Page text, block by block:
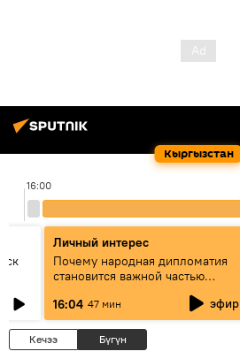
Кыргызстан
16:00
Личный интерес
Почему народная дипломатия
становится важной частью
сотрудничества
16:04 47 мин эфир
Кечээ Бүгүн